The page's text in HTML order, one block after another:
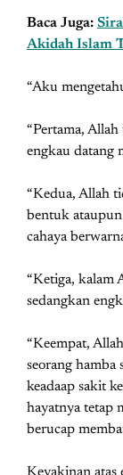
Baca Juga:
Akidah Islam
“Aku
“Pertama,
engkau datang
“Kedua, Allah
bentuk
cahaya
“Ketiga, kalam
sedangkan
“Keempat,
seorang hamba
keadaap sakit
hayatnya tetap
berucap